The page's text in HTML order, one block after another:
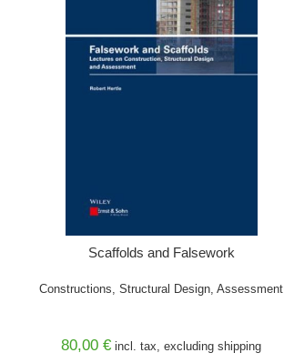
Scaffolds and Falsework
Constructions, Structural Design, Assessment
80,00 € incl. tax, excludingshipping